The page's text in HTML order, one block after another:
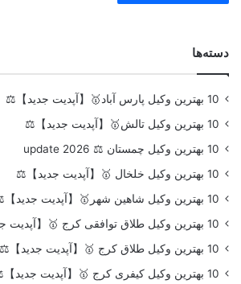
دسته‌ها
10 بهترین وکیل پارس آباد🥇【آپدیت جدید】⚖️
10 بهترین وکیل تالش🥇【آپدیت جدید】⚖️
10 بهترین وکیل چمستان ⚖️ update 2026
10 بهترین وکیل خلخال 🥇【آپدیت جدید】⚖️
10 بهترین وکیل شاهین شهر🥇【آپدیت جدید】⚖️
10 بهترین وکیل طلاق توافقی کرج 🥇【آپدیت جدید】⚖️
10 بهترین وکیل طلاق کرج 🥇【آپدیت جدید】⚖️
10 بهترین وکیل کیفری کرج 🥇【آپدیت جدید】⚖️